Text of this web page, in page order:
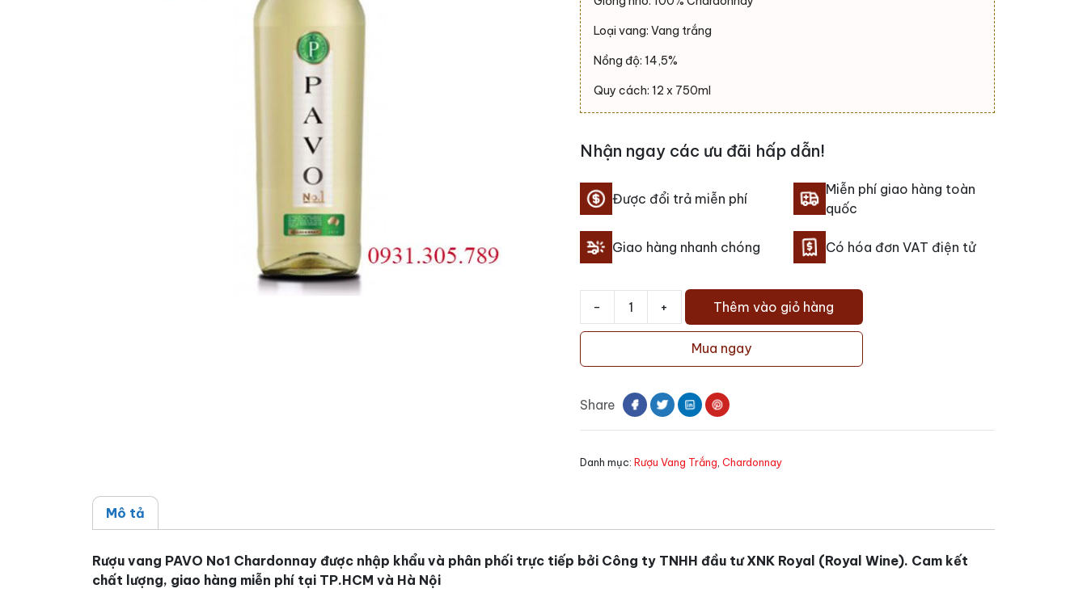
Loại vang: Vang trắng
Nồng độ: 14,5%
Quy cách: 12 x 750ml
Nhận ngay các ưu đãi hấp dẫn!
Được đổi trả miễn phí
Miễn phí giao hàng toàn
quốc
Giao hàng nhanh chóng Có hóa đơn VAT điện tử
-
vang
Chardonnay
số
lượng
+ Thêm vào giỏ hàng
Mua ngay
Share
Danh mục: Rượu Vang Trắng Chardonnay
Mô tả
Rượu vang PAVO No1 Chardonnay được nhập khẩu và phân phối trực tiếp bởi Công ty TNHH đầu tư XNK Royal (Royal Wine). Cam kết
chất lượng, giao hàng miễn phí tại TP.HCM và Hà Nội